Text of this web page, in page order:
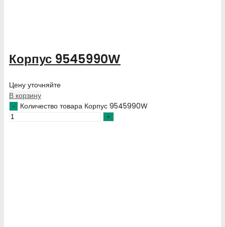
Корпус 9545990W
Цену уточняйте
В корзину
Количество товара Корпус 9545990W